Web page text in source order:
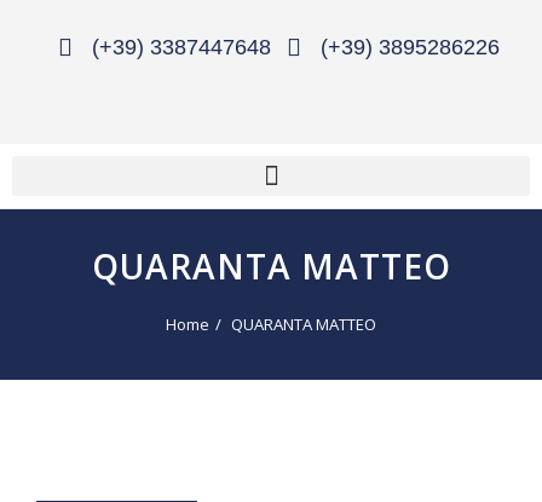
(+39) 3387447648 (+39) 3895286226
QUARANTA MATTEO
Home QUARANTA MATTEO